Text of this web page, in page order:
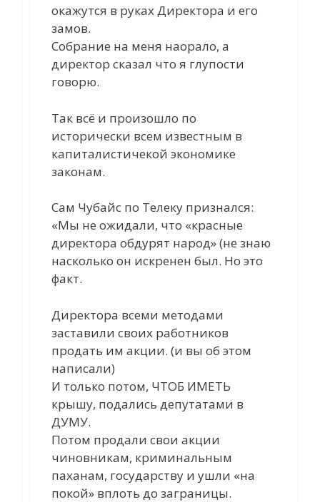
окажутся в руках Директора и его
замов.
Собрание на меня наорало, а
директор сказал что я глупости
говорю.
Так всё и произошло по
исторически всем известным в
капиталистичекой экономике
законам.
Сам Чубайс по Телеку признался:
«Мы не ожидали, что «красные
директора обдурят народ» (не знаю
насколько он искренен был. Но это
факт.
Директора всеми методами
заставили своих работников
продать им акции. (и вы об этом
написали)
И только потом, ЧТОБ ИМЕТЬ
крышу, подались депутатами в
ДУМУ.
Потом продали свои акции
чиновникам, криминальным
паханам, государству и ушли «на
покой» вплоть до заграницы.